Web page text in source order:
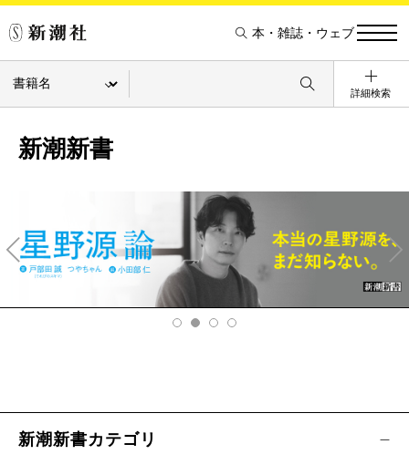
本・雑誌・ウェブ
詳細検索
新潮新書
v
Ne
xt
新潮新書カテゴリ